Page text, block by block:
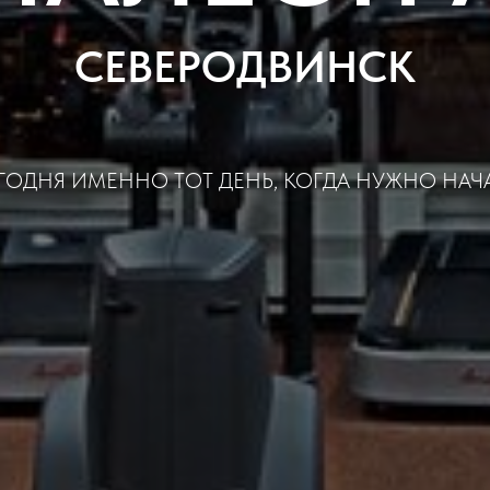
СЕВЕРОДВИНСК
ИМЕННО ТОТ ДЕНЬ, КОГДА НУЖНО